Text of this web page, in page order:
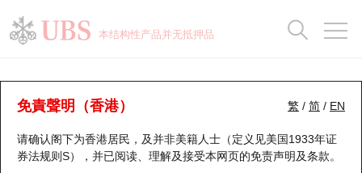
本结构性产品并无抵押品
繁 / 简 / EN
免責聲明（香港）
请确认阁下为香港居民，及并非美籍人士（定义见美国1933年证
券法规则S），并已阅读、理解及接受本网页的免责声明及条款。
牛熊证分析仪
表现 街货统计 比较
瑞银认股证一览
新发行瑞银认股证
街货统计
比较
牛熊全景快搜
牛熊证搜寻
街货统计
比较
十大升幅/跌幅
十大认股证成交分布
正股分析仪
二十大活跃股份
持股比重
显示所有持股比重
每月轮证大市专题
轮证专栏